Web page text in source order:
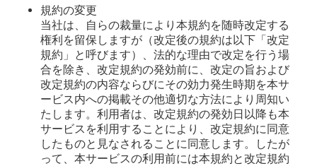
規約の変更
当社は、自らの裁量により本規約を随時改定する
権利を留保しますが（改定後の規約は以下「改定
規約」と呼びます）、法的な理由で改定を行う場
合を除き、改定規約の発効前に、改定の旨および
改定規約の内容ならびにその効力発生時期を本サ
ービス内への掲載その他適切な方法により周知い
たします。利用者は、改定規約の発効日以降も本
サービスを利用することにより、改定規約に同意
したものと見なされることに同意します。したが
って、本サービスの利用前には本規約と改定規約